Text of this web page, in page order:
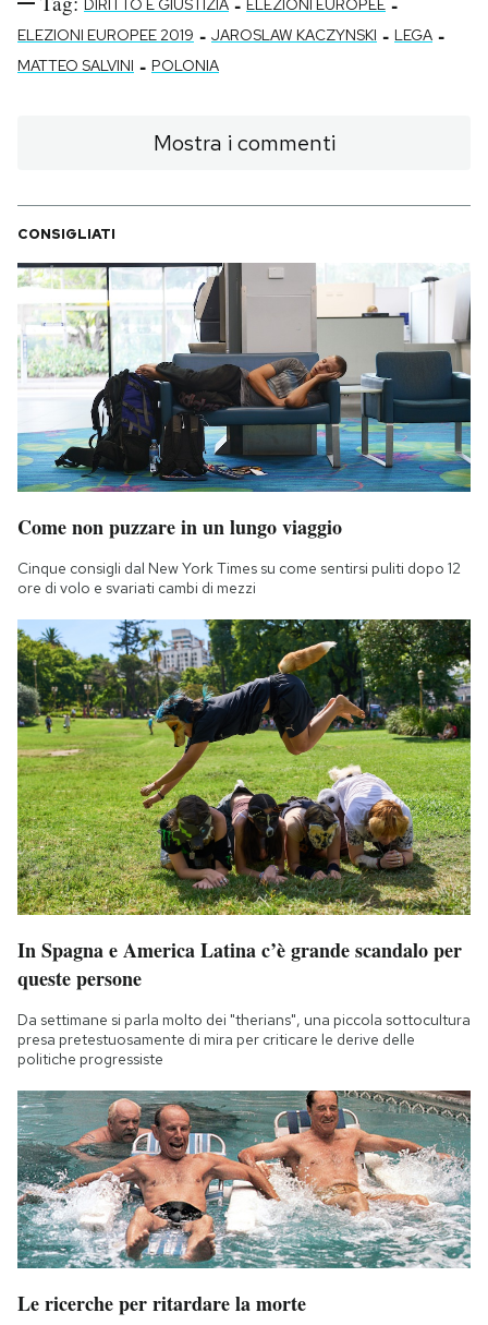
DIRITTO E GIUSTIZIA ELEZIONI EUROPEE
ELEZIONI EUROPEE 2019 - JAROSLAW KACZYNSKI - LEGA -
MATTEO SALVINI - POLONIA
Mostra i commenti
CONSIGLIATI
Come non puzzare in un lungo viaggio
Cinque consigli dal New York Times su come sentirsi puliti dopo 12
ore di volo e svariati cambi di mezzi
In Spagna e America Latina c’è grande scandalo per
queste persone
Da settimane si parla molto dei "therians", una piccola sottocultura
presa pretestuosamente di mira per criticare le derive delle
politiche progressiste
Le ricerche per ritardare la morte